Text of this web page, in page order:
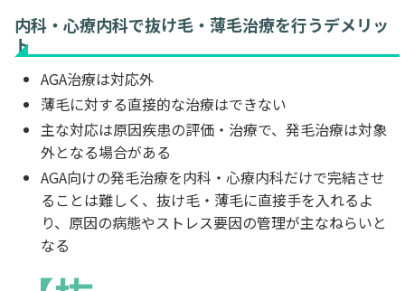
内科・心療内科で抜け毛・薄毛治療を行うデメリッ
ト
AGA治療は対応外
薄毛に対する直接的な治療はできない
主な対応は原因疾患の評価・治療で、発毛治療は対象
外となる場合がある
AGA向けの発毛治療を内科・心療内科だけで完結させ
ることは難しく、抜け毛・薄毛に直接手を入れるよ
り、原因の病態やストレス要因の管理が主なねらいと
なる